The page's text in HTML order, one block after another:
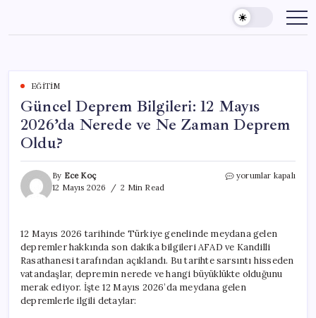
content
EĞITIM
Güncel Deprem Bilgileri: 12 Mayıs
2026’da Nerede ve Ne Zaman Deprem
Oldu?
By Ece Koç
12 Mayıs 2026
2 Min Read
Güncel
2026’da
Nerede
ve
Ne
yorumlar kapalı
12 Mayıs 2026 tarihinde Türkiye genelinde meydana gelen
depremler hakkında son dakika bilgileri AFAD ve Kandilli
Rasathanesi tarafından açıklandı. Bu tarihte sarsıntı hisseden
vatandaşlar, depremin nerede ve hangi büyüklükte olduğunu
merak ediyor. İşte 12 Mayıs 2026’da meydana gelen
depremlerle ilgili detaylar: